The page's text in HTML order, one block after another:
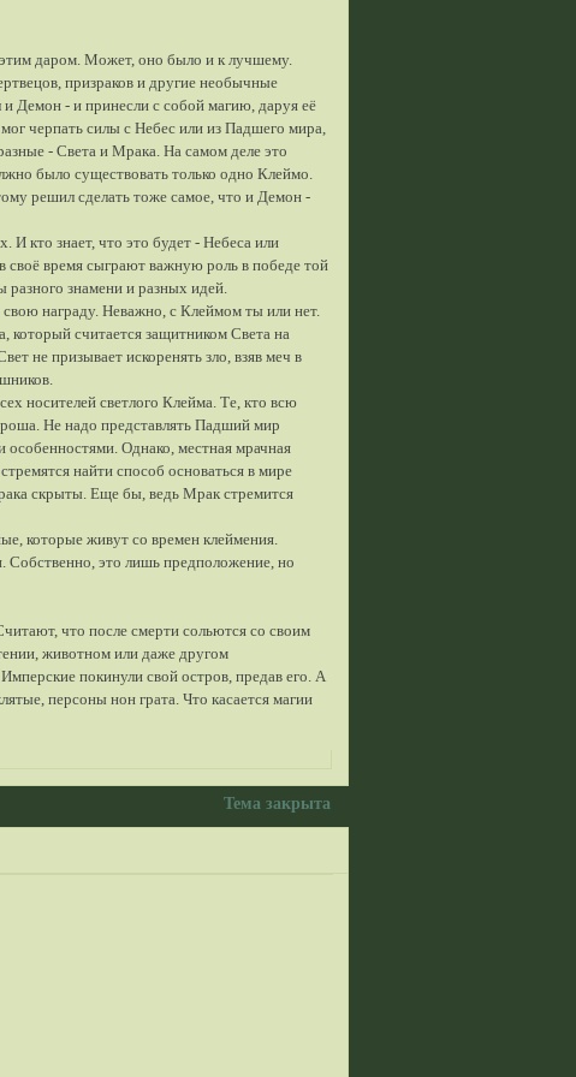
этим даром. Может, оно было и к лучшему.
призраков и другие необычные
Демон - и принесли с собой магию, даруя её
черпать силы с Небес или из Падшего мира,
- Света и Мрака. На самом деле это
было существовать только одно Клеймо.
решил сделать тоже самое, что и Демон -
кто знает, что это будет - Небеса или
время сыграют важную роль в победе той
знамени и разных идей.
награду. Неважно, с Клеймом ты или нет.
считается защитником Света на
не призывает искоренять зло, взяв меч в
носителей светлого Клейма. Те, кто всю
Не надо представлять Падший мир
Однако, местная мрачная
найти способ основаться в мире
скрыты. Еще бы, ведь Мрак стремится
которые живут со времен клеймения.
Собственно, это лишь предположение, но
что после смерти сольются со своим
животном или даже другом
покинули свой остров, предав его. А
персоны нон грата. Что касается магии
Тема закрыта